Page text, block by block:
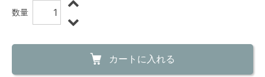
数量
カートに入れる